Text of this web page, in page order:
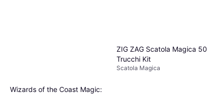
Wizards of the Coast Magic:
ZIG ZAG Scatola Magica 50
Trucchi Kit
Scatola Magica